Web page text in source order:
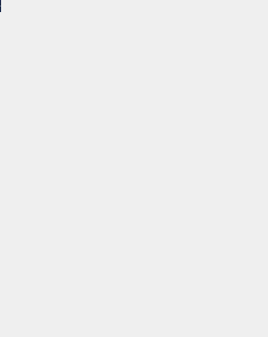
时的边框渐变高亮、开关切换
性。设计的本质不仅是一种